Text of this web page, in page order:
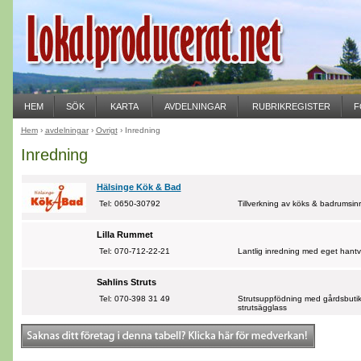
Inredning
Hälsinge Kök & Bad
Tel: 0650-30792 Tillverkning av köks &
Lilla Rummet
Tel: 070-712-22-21 Lantlig inredning med eget
Sahlins Struts
Tel: 070-398 31 49
Strutsuppfödning med
strutsägglass
Hem› avdelningar› Övrigt› Inredning
HEM SÖK KARTA AVDELNINGAR RUBRIKREGISTER